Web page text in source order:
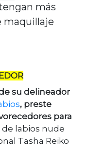
más
maquillaje
su delineador
, preste
para
de labios nude
Tasha Reiko